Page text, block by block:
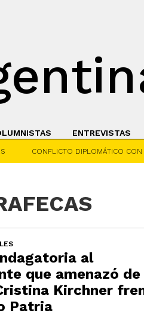
ENTREVISTAS
CONFLICTO DIPLOMÁTICO CON
al
que amenazó de
Kirchner
Patria